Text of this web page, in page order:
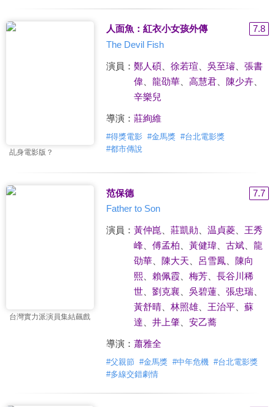
乩身電影版？
人面魚：紅衣小女孩外傳
7.8
The Devil Fish
演員： 鄭人碩、 徐若瑄 吳至璿、 張書
偉、 龍劭華、 高慧君、 陳少卉、
辛樂兒
導演： 莊絢維
#得獎電影 #金馬獎 #台北電影獎
#都市傳說
台灣實力派演員集結飆戲
范保德
7.7
Father to Son
演員： 黃仲崑 莊凱勛 温貞菱、 王秀
峰、 傅孟柏 黃健瑋、 古斌、 龍
劭華、 陳大天 呂雪鳳、 陳向
熙、 賴佩霞、 梅芳、 長谷川稀
世、 劉克襄 吳碧蓮、 張忠瑞、
黃舒晴、 林照雄、 王治平、 蘇
達
井上肇、 安乙蕎
導演： 蕭雅全
#父親節 #金馬獎 #中年危機 #台北電影獎
#多線交錯劇情